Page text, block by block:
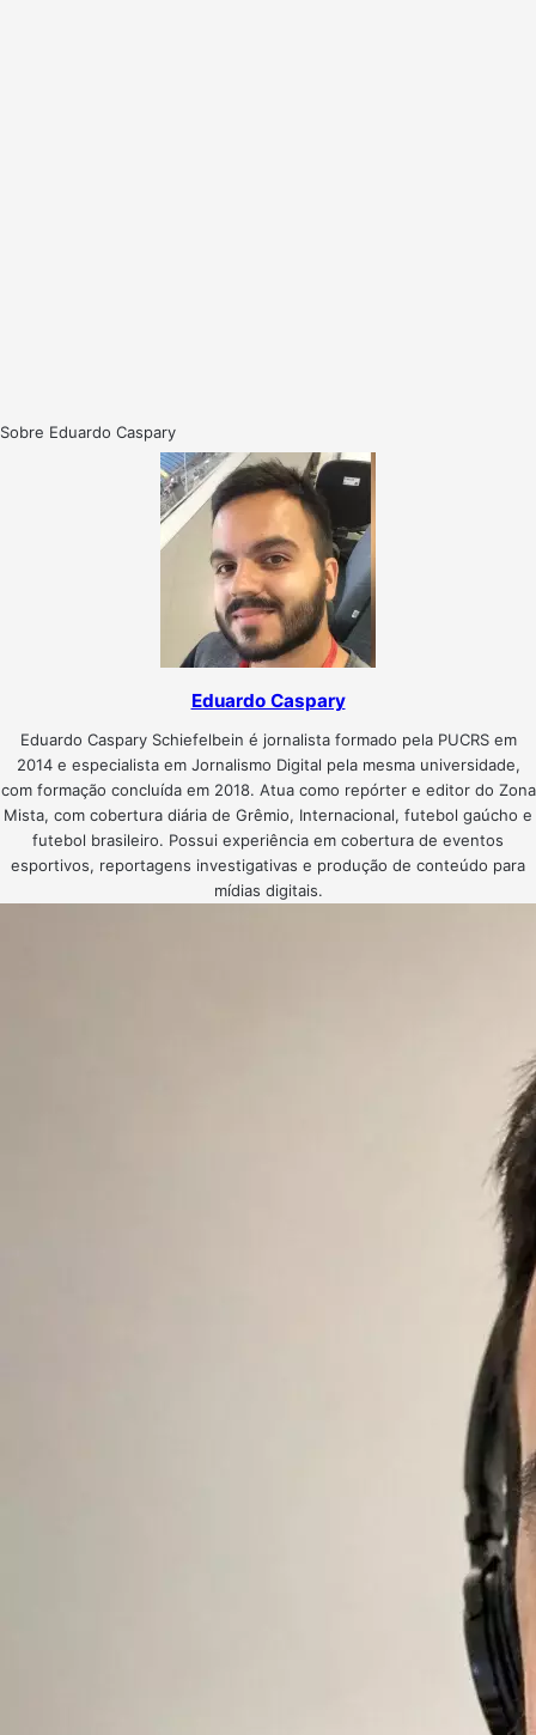
Sobre Eduardo Caspary
Eduardo Caspary
Eduardo Caspary Schiefelbein é jornalista formado pela PUCRS em
2014 e especialista em Jornalismo Digital pela mesma universidade,
com formação concluída em 2018. Atua como repórter e editor do Zona
Mista, com cobertura diária de Grêmio, Internacional, futebol gaúcho e
futebol brasileiro. Possui experiência em cobertura de eventos
esportivos, reportagens investigativas e produção de conteúdo para
mídias digitais.